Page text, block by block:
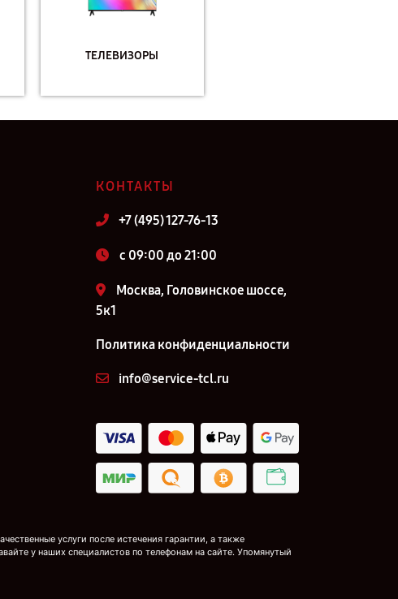
ТЕЛЕВИЗОРЫ
КОНТАКТЫ
+7 (495) 127-76-13
c 09:00 до 21:00
Москва, Головинское шоссе,
5к1
Политика конфиденциальности
info@service-tcl.ru
услуги после истечения гарантии, а также
у наших специалистов по телефонам на сайте. Упомянутый